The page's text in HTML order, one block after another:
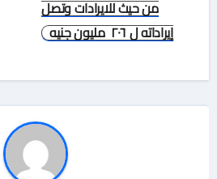
من حيث للايرادات وتصل
إيراداته ل ٢٠٦ مليون جنيه